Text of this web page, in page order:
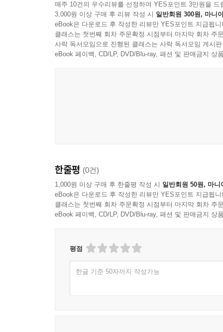
매주 10건의 우수리뷰를 선정하여 YES포인트 3만원을 드
3,000원 이상 구매 후 리뷰 작성 시 일반회원 300원, 마니
eBook은 다운로드 후 작성한 리뷰만 YES포인트 지급됩니
클래스는 첫번째 회차 주문확정 시점부터 마지막 회차 주
사락 독서모임으로 진행된 클래스는 사락 독서모임 게시
eBook 페이백, CD/LP, DVD/Blu-ray, 패션 및 판매금지 상
한줄평 (0건)
1,000원 이상 구매 후 한줄평 작성 시 일반회원 50원, 마니
eBook은 다운로드 후 작성한 리뷰만 YES포인트 지급됩니
클래스는 첫번째 회차 주문확정 시점부터 마지막 회차 주
eBook 페이백, CD/LP, DVD/Blu-ray, 패션 및 판매금지 상
평점
한글 기준 50자까지 작성가능